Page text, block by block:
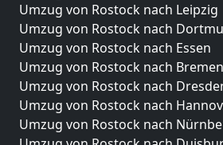
Umzug von Rostock nach Leipzig
Umzug von Rostock nach
Umzug von Rostock nach Essen
Umzug von Rostock nach Bremen
Umzug von Rostock nach
Umzug von Rostock nach
Umzug von Rostock nach